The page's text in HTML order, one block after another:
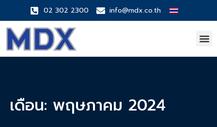
02 302 2300 info@mdx.co.th
เดือน: พฤษภาคม 2024